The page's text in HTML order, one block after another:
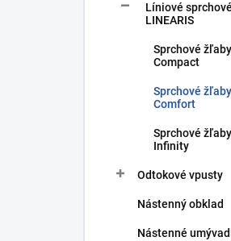
Líniové
LINEARIS
Sprchové
Compact
Sprchové
Comfort
Sprchové
Infinity
Odtokové vpusty
Nástenný obklad
Nástenné